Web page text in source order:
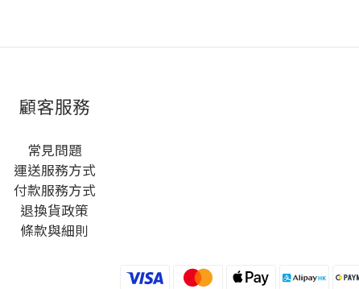
顧客服務
常見問題
運送服務方式
付款服務方式
退換貨政策
條款與細則